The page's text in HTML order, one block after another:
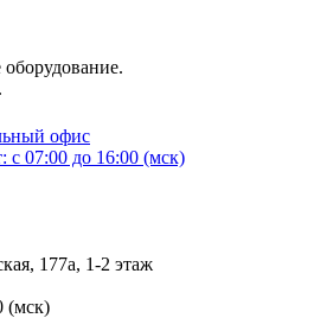
офис
с 07:00 до 16:00 (мск)
177а, ​1-2 этаж
(мск)